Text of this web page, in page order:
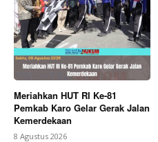
Meriahkan HUT RI Ke-81
Pemkab Karo Gelar Gerak Jalan
Kemerdekaan
8 Agustus 2026